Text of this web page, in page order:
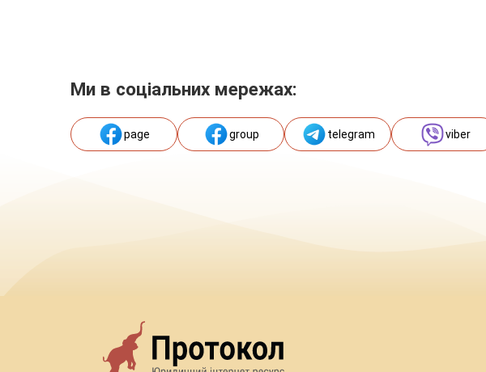
Ми в соціальних мережах:
page group telegram viber